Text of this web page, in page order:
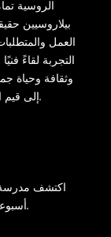
الروسية
بيلاروسيين
العمل
التجربة لقاءً
وثقافة وحياة
إلى قيم المطالبة والانضباط والمثابرة في العمل.
أسبوعيًا) خلال شهر أغسطس في المسرح.